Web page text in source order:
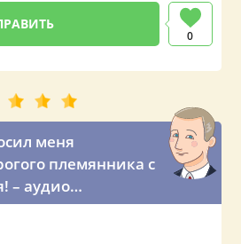
0
меня
племянника с
– аудио
от президента